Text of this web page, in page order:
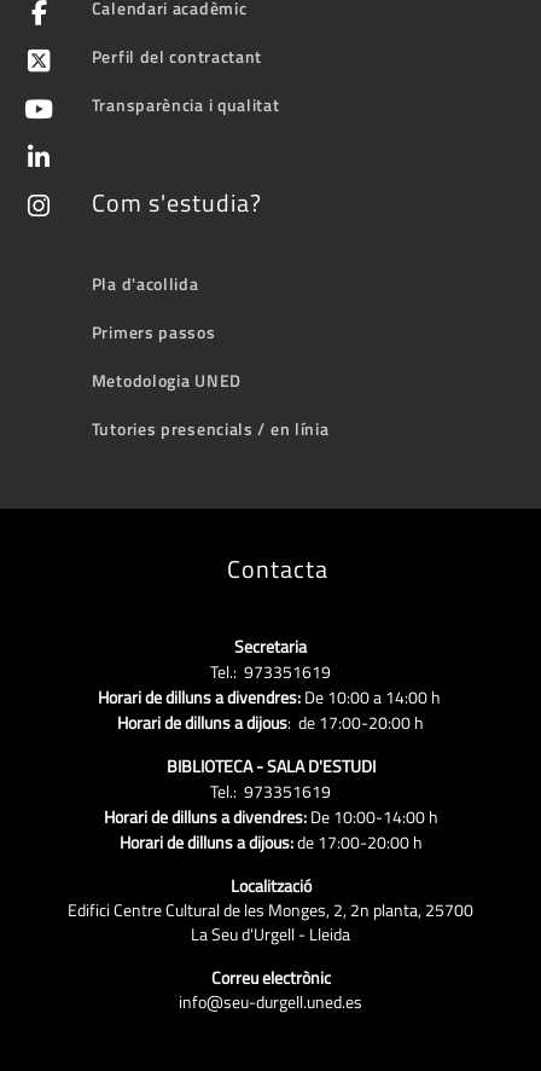
Calendari acadèmic
Perfil del contractant
Transparència i qualitat
Com s'estudia?
Pla d'acollida
Primers passos
Metodologia UNED
Tutories presencials / en línia
Contacta
Secretaria
Tel.: 973351619
Horari de dilluns a divendres:De 10:00 a 14:00 h
Horari de dilluns a dijous: de 17:00-20:00 h
BIBLIOTECA - SALA D'ESTUDI
Tel.: 973351619
Horari de dilluns a divendres:De 10:00-14:00 h
Horari de dilluns a dijous:de 17:00-20:00 h
Localització
Edifici Centre Cultural de les Monges, 2, 2n planta, 25700
La Seu d'Urgell - Lleida
Correu electrònic
info@seu-durgell.uned.es